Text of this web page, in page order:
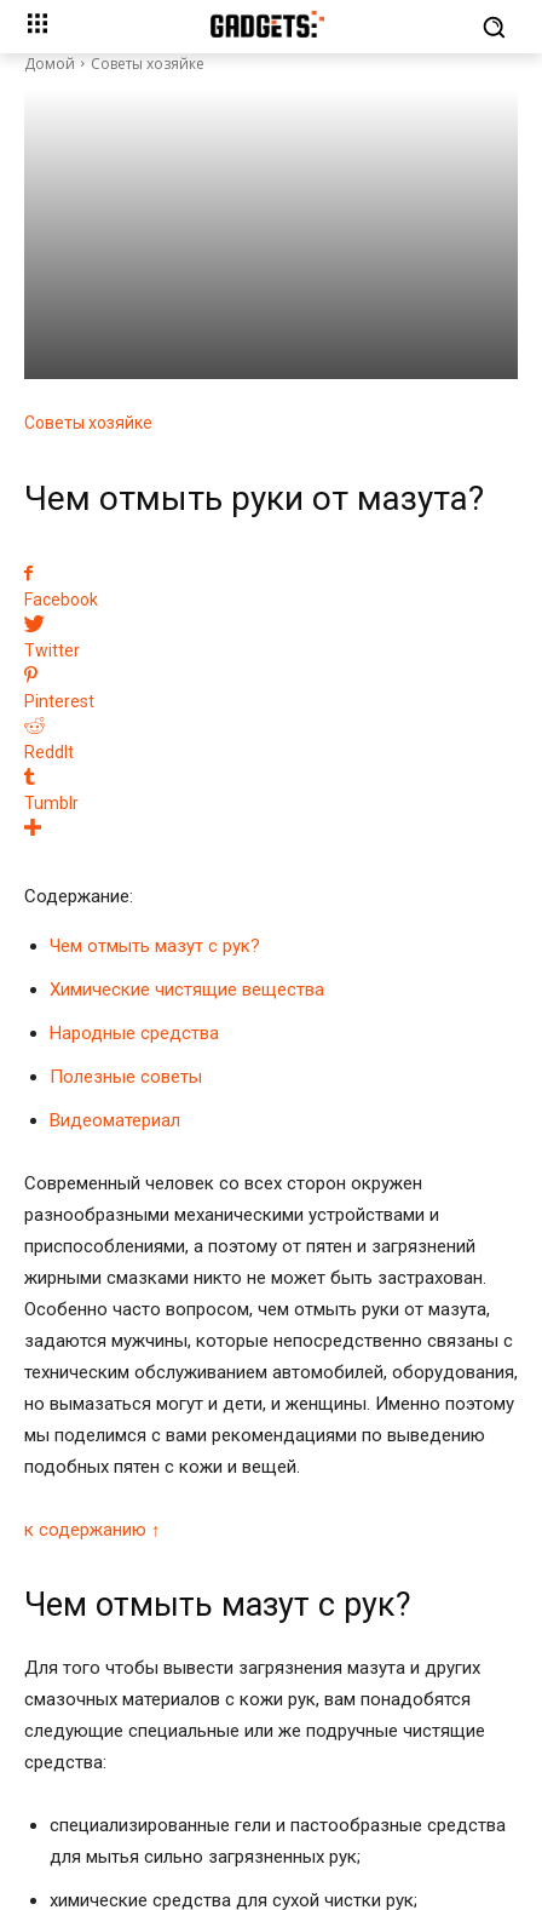
Домой Советы хозяйке
Советы хозяйке
Чем отмыть руки от мазута?
Facebook
Twitter
Pinterest
ReddIt
Tumblr
Содержание:
Чем отмыть мазут с рук?
Химические чистящие вещества
Народные средства
Полезные советы
Видеоматериал
Современный человек со всех сторон окружен
разнообразными механическими устройствами и
приспособлениями, а поэтому от пятен и загрязнений
жирными смазками никто не может быть застрахован.
Особенно часто вопросом, чем отмыть руки от мазута,
задаются мужчины, которые непосредственно связаны с
техническим обслуживанием автомобилей, оборудования,
но вымазаться могут и дети, и женщины. Именно поэтому
мы поделимся с вами рекомендациями по выведению
подобных пятен с кожи и вещей.
к содержанию ↑
Чем отмыть мазут с рук?
Для того чтобы вывести загрязнения мазута и других
смазочных материалов с кожи рук, вам понадобятся
следующие специальные или же подручные чистящие
средства:
специализированные гели и пастообразные средства
для мытья сильно загрязненных рук;
химические средства для сухой чистки рук;